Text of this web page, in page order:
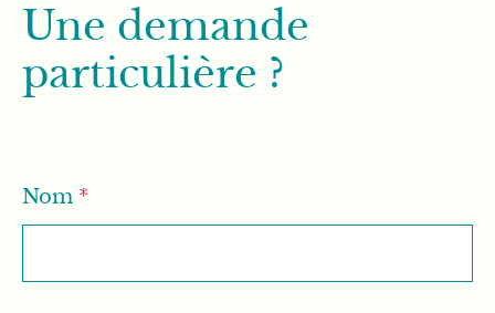
Une demande
particulière ?
Nom *